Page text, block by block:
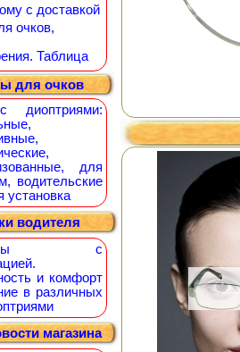
с доставкой
очков,
Таблица
для очков
диоптриями:
для
водительские
установка
водителя
с
и комфорт
в различных
магазина